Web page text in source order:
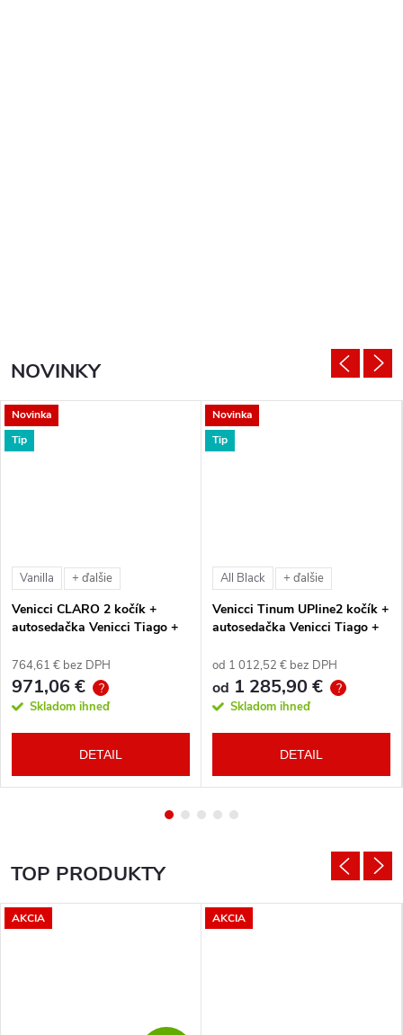
NOVINKY
Novinka
Tip
Vanilla + ďalšie
Venicci CLARO 2 kočík +
autosedačka Venicci Tiago +
764,61 € bez DPH
971,06 € ?
Skladom ihneď
DETAIL
Novinka
Tip
All Black + ďalšie
Venicci Tinum UPline2 kočík +
autosedačka Venicci Tiago +
od 1 012,52 € bez DPH
od 1 285,90 € ?
Skladom ihneď
DETAIL
TOP PRODUKTY
AKCIA AKCIA